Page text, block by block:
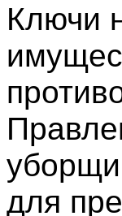
Ключи
для